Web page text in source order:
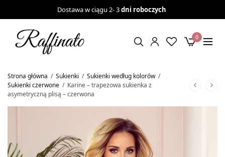
Dostawa w ciągu 2- 3dni roboczych
0
Strona główna / Sukienki / Sukienki według kolorów /
Sukienki czerwone / Karine – trapezowa sukienka z
asymetryczną plisą – czerwona